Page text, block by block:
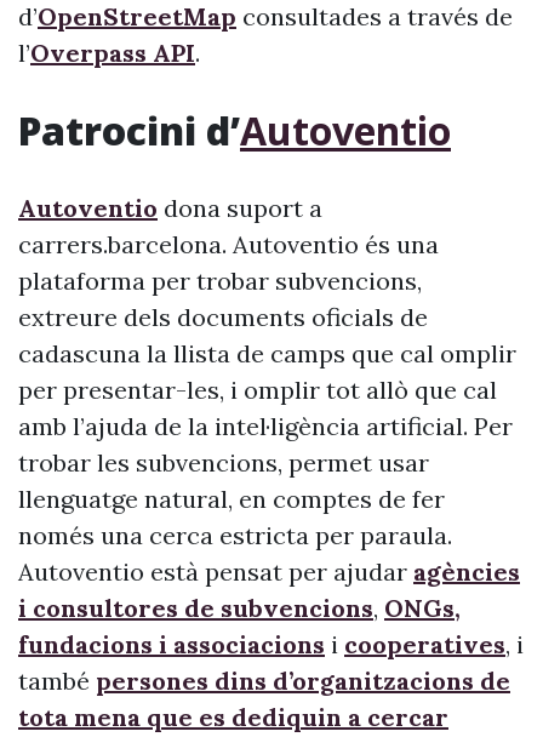
d’OpenStreetMap consultades a través de
l’Overpass API.
Patrocini d’Autoventio
Autoventio dona suport a
carrers.barcelona. Autoventio és una
plataforma per trobar subvencions,
extreure dels documents oficials de
cadascuna la llista de camps que cal omplir
per presentar-les, i omplir tot allò que cal
amb l’ajuda de la intel·ligència artificial. Per
trobar les subvencions, permet usar
llenguatge natural, en comptes de fer
només una cerca estricta per paraula.
Autoventio està pensat per ajudar agències
i consultores de subvencions, ONGs,
fundacions i associacions i cooperatives, i
també persones dins d’organitzacions de
tota mena que es dediquin a cercar